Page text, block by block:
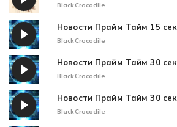
BlackCrocodile
Новости Прайм Тайм 15
BlackCrocodile
Новости Прайм Тайм 30
BlackCrocodile
Новости Прайм Тайм 30
BlackCrocodile